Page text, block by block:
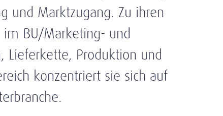
und Marktzugang. Zu ihren
im BU/Marketing- und
Lieferkette, Produktion und
konzentriert sie sich auf